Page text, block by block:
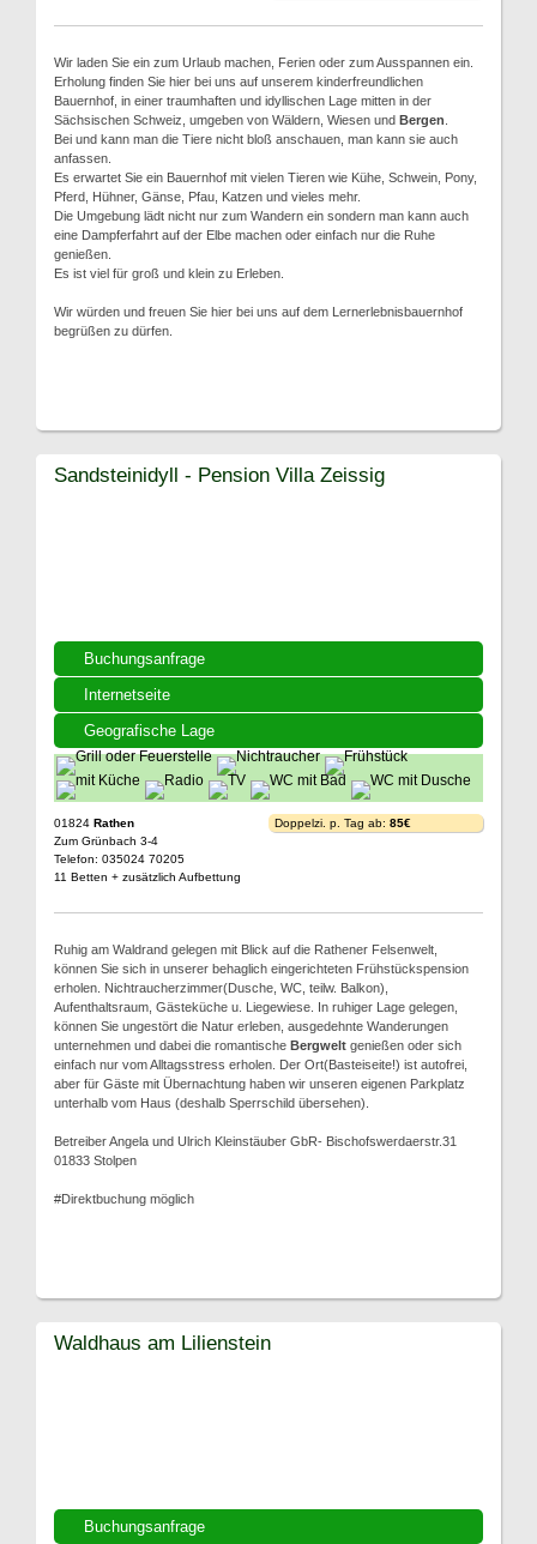
Wir laden Sie ein zum Urlaub machen, Ferien oder zum Ausspannen ein.
Erholung finden Sie hier bei uns auf unserem kinderfreundlichen
Bauernhof, in einer traumhaften und idyllischen Lage mitten in der
Sächsischen Schweiz, umgeben von Wäldern, Wiesen und Bergen
Bei und kann man die Tiere nicht bloß anschauen, man kann sie auch
anfassen.
Es erwartet Sie ein Bauernhof mit vielen Tieren wie Kühe, Schwein, Pony,
Pferd, Hühner, Gänse, Pfau, Katzen und vieles mehr.
Die Umgebung lädt nicht nur zum Wandern ein sondern man kann auch
eine Dampferfahrt auf der Elbe machen oder einfach nur die Ruhe
genießen.
Es ist viel für groß und klein zu Erleben.
Wir würden und freuen Sie hier bei uns auf dem Lernerlebnisbauernhof
begrüßen zu dürfen.
Buchungsanfrage
Internetseite
Geografische Lage
Sandsteinidyll - Pension Villa Zeissig
01824 Rathen
Zum Grünbach 3-4
Telefon: 035024 70205
11 Betten + zusätzlich Aufbettung
Doppelzi. p. Tag ab: 85€
Ruhig am Waldrand gelegen mit Blick auf die Rathener Felsenwelt,
können Sie sich in unserer behaglich eingerichteten Frühstückspension
erholen. Nichtraucherzimmer(Dusche, WC, teilw. Balkon),
Aufenthaltsraum, Gästeküche u. Liegewiese. In ruhiger Lage gelegen,
können Sie ungestört die Natur erleben, ausgedehnte Wanderungen
unternehmen und dabei die romantische Bergwelt genießen oder sich
einfach nur vom Alltagsstress erholen. Der Ort(Basteiseite!) ist autofrei,
aber für Gäste mit Übernachtung haben wir unseren eigenen Parkplatz
unterhalb vom Haus (deshalb Sperrschild übersehen).
Betreiber Angela und Ulrich Kleinstäuber GbR- Bischofswerdaerstr.31
01833 Stolpen
#Direktbuchung möglich
Buchungsanfrage
Waldhaus am Lilienstein